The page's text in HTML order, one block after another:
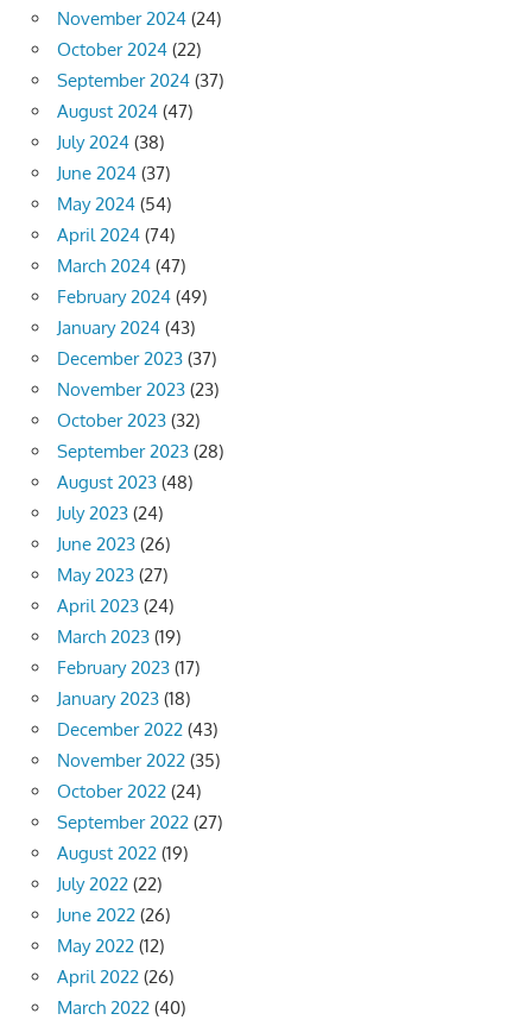
November 2024 (24)
October 2024 (22)
September 2024 (37)
August 2024 (47)
July 2024 (38)
June 2024 (37)
May 2024 (54)
April 2024 (74)
March 2024 (47)
February 2024 (49)
January 2024 (43)
December 2023 (37)
November 2023 (23)
October 2023 (32)
September 2023 (28)
August 2023 (48)
July 2023 (24)
June 2023 (26)
May 2023 (27)
April 2023 (24)
March 2023 (19)
February 2023 (17)
January 2023 (18)
December 2022 (43)
November 2022 (35)
October 2022 (24)
September 2022 (27)
August 2022 (19)
July 2022 (22)
June 2022 (26)
May 2022 (12)
April 2022 (26)
March 2022 (40)